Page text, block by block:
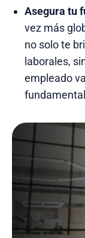
Asegura tu
vez más
no solo te
laborales,
empleado